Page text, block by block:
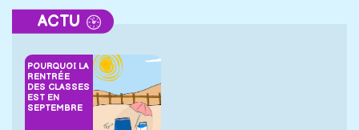
ACTU
POURQUOI LA
RENTRÉE
DES CLASSES
EST EN
SEPTEMBRE